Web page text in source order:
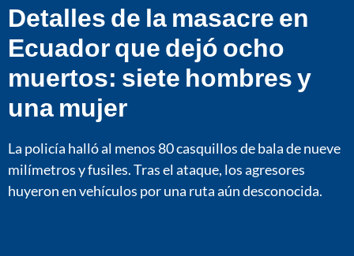
Detalles de la masacre en
Ecuador que dejó ocho
muertos: siete hombres y
una mujer
La policía halló al menos 80 casquillos de bala de nueve
milímetros y fusiles. Tras el ataque, los agresores
huyeron en vehículos por una ruta aún desconocida.